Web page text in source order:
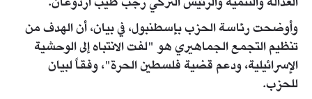
وأوضحت رئاسة الحزب بإسطنبول، في بيان، أن الهدف من
تنظيم التجمع الجماهيري هو "لفت الانتباه إلى الوحشية
الإسرائيلية، ودعم قضية فلسطين الحرة"، وفقاً لبيان
للحزب.